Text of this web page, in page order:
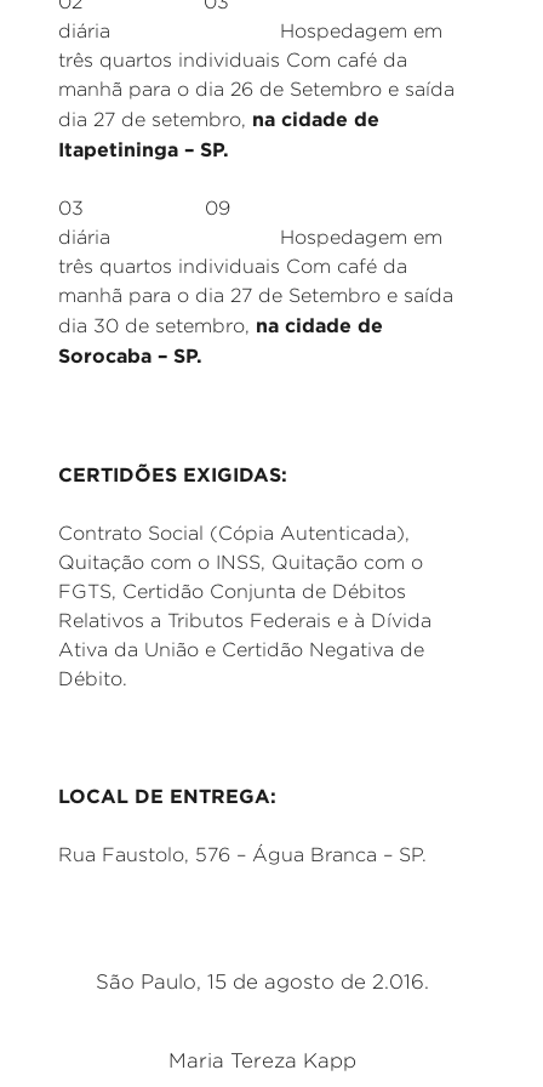
diária Hospedagem em
três quartos individuais Com café da
manhã para o dia 26 de Setembro e saída
dia 27 de setembro, na cidade de
Itapetininga – SP.
03 09
diária Hospedagem em
três quartos individuais Com café da
manhã para o dia 27 de Setembro e saída
dia 30 de setembro, na cidade de
Sorocaba – SP.
CERTIDÕES EXIGIDAS:
Contrato Social (Cópia Autenticada),
Quitação com o INSS, Quitação com o
FGTS, Certidão Conjunta de Débitos
Relativos a Tributos Federais e à Dívida
Ativa da União e Certidão Negativa de
Débito.
LOCAL DE ENTREGA:
Rua Faustolo, 576 – Água Branca – SP.
São Paulo, 15 de agosto de 2.016.
Maria Tereza Kapp